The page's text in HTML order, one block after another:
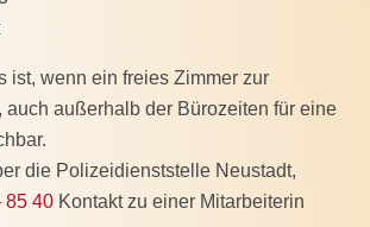
ist, wenn ein freies Zimmer zur
auch außerhalb der Bürozeiten für eine
die Polizeidienststelle Neustadt,
85 40 Kontakt zu einer Mitarbeiterin